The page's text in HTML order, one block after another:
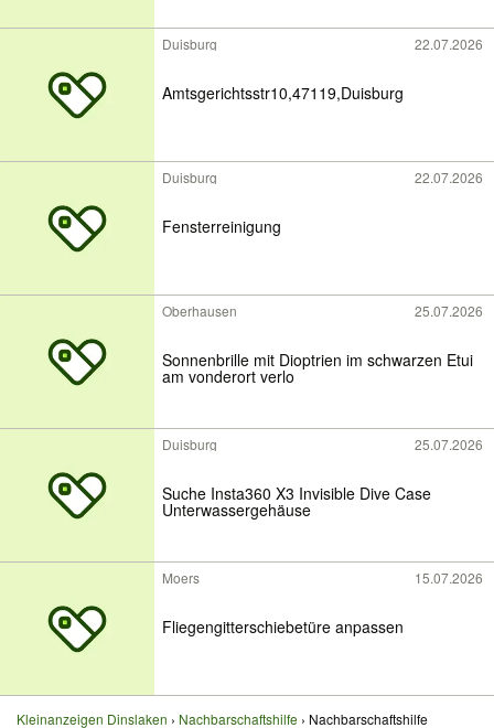
Duisburg 22.07.2026
Amtsgerichtsstr10,47119,Duisburg
Duisburg 22.07.2026
Fensterreinigung
Oberhausen 25.07.2026
Sonnenbrille mit Dioptrien im schwarzen Etui
am vonderort verlo
Duisburg 25.07.2026
Suche Insta360 X3 Invisible Dive Case
Unterwassergehäuse
Moers 15.07.2026
Fliegengitterschiebetüre anpassen
Kleinanzeigen Dinslaken Nachbarschaftshilfe Nachbarschaftshilfe